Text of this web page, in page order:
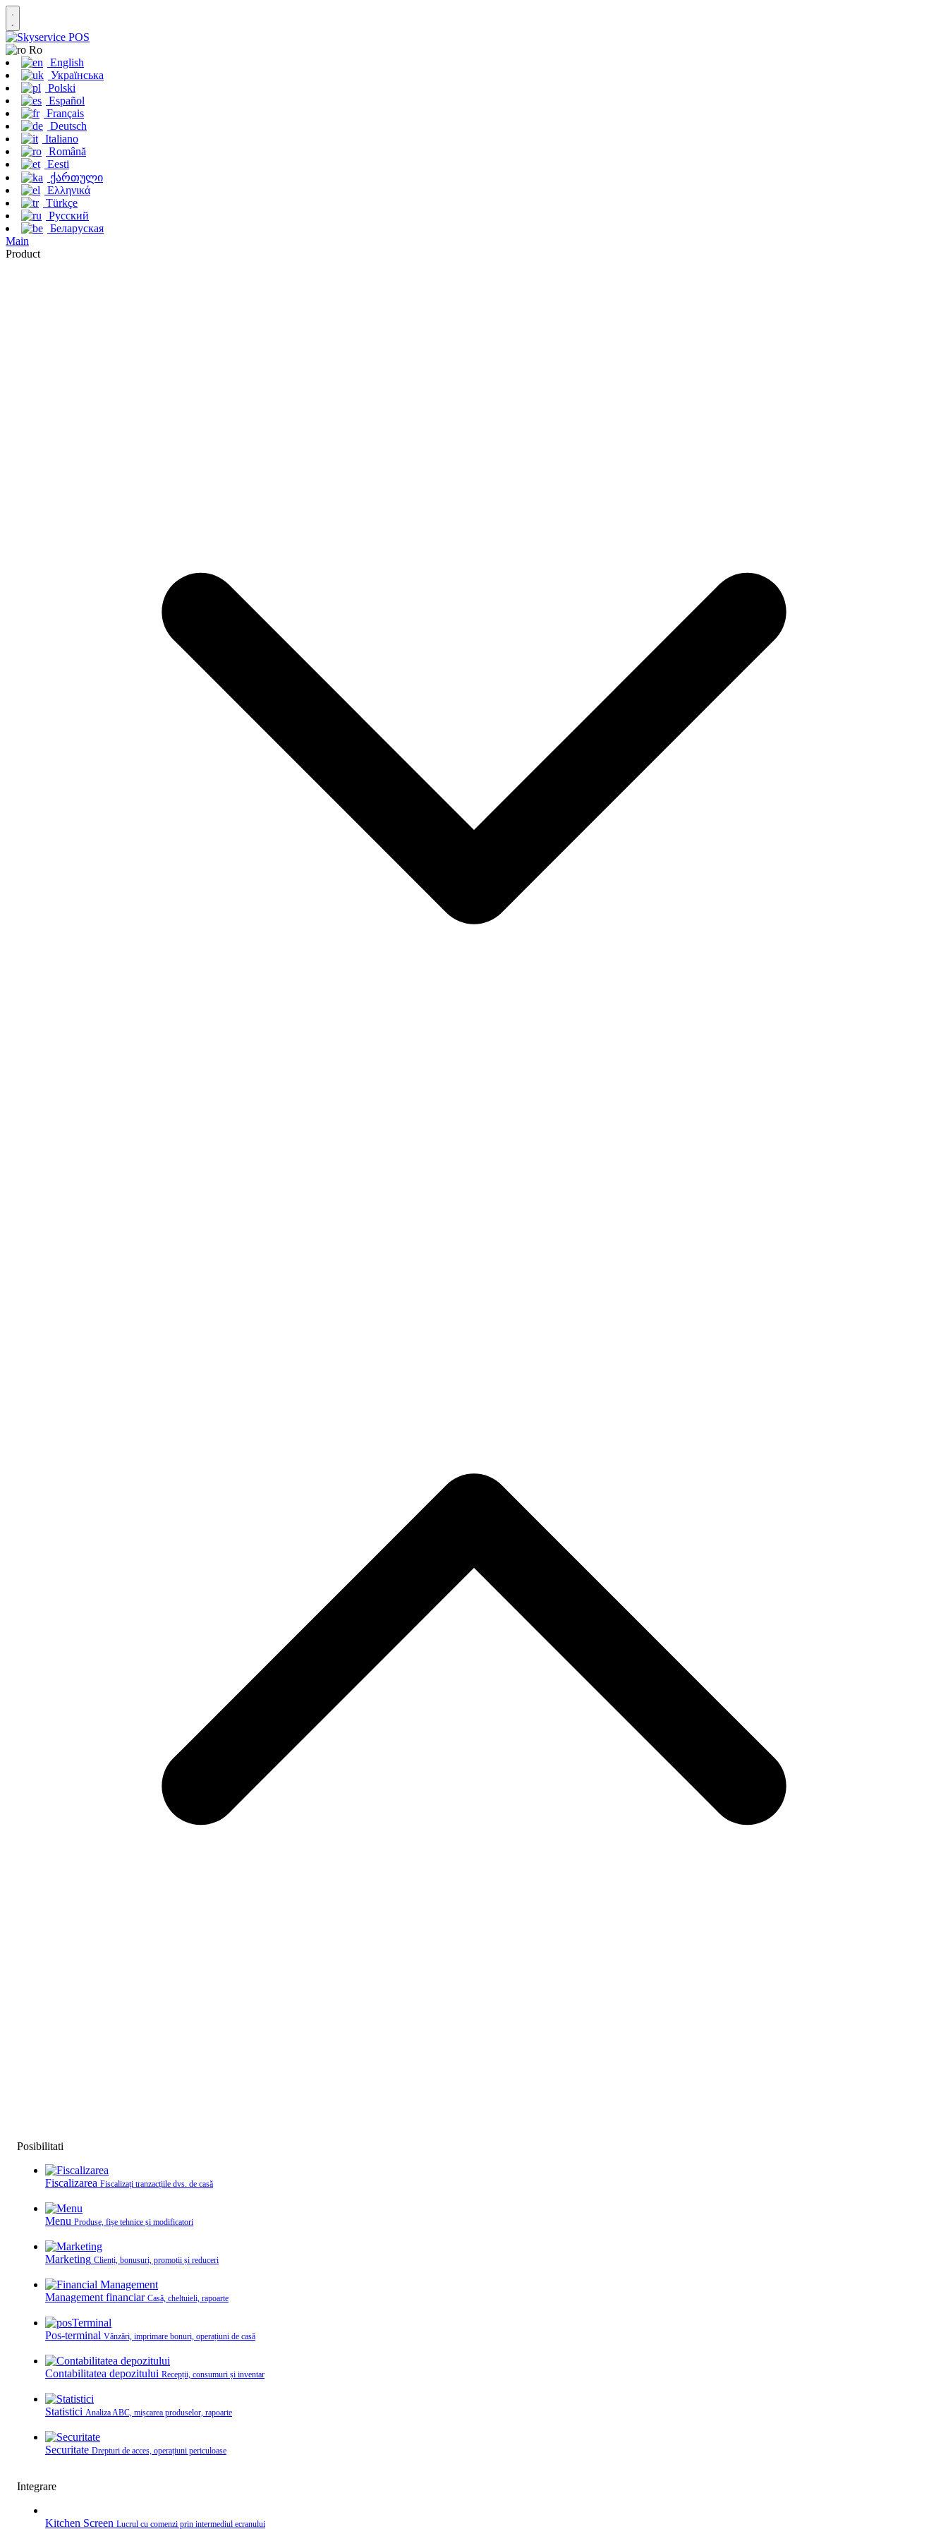
Ro
English
Українська
Polski
Español
Français
Deutsch
Italiano
Română
Eesti
ქართული
Ελληνικά
Türkçe
Русский
Беларуская
Main
Product
Posibilitati
Fiscalizarea Fiscalizați tranzacțiile dvs. de casă
Menu Produse, fișe tehnice și modificatori
Marketing Clienți, bonusuri, promoții și reduceri
Management financiar Casă, cheltuieli, rapoarte
Pos-terminal Vânzări, imprimare bonuri, operațiuni de casă
Contabilitatea depozitului Recepții, consumuri și inventar
Statistici Analiza ABC, mișcarea produselor, rapoarte
Securitate Drepturi de acces, operațiuni periculoase
Integrare
Kitchen Screen Lucrul cu comenzi prin intermediul ecranului